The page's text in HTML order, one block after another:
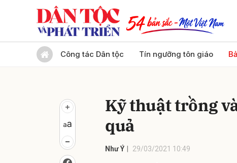
Công tác Dân tộc Tín ngưỡng tôn giáo
Kỹ thuật trồng
quả
Như Ý 29/03/2021 10:49
Gửi